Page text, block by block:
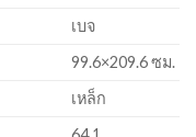
เบจ
99.6×209.6 ซม.
เหล็ก